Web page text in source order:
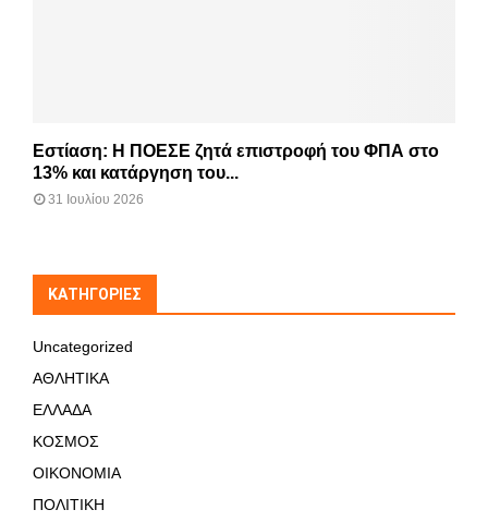
Εστίαση: Η ΠΟΕΣΕ ζητά επιστροφή του ΦΠΑ στο
13% και κατάργηση του...
31 Ιουλίου 2026
KΑΤΗΓΟΡΊΕΣ
Uncategorized
ΑΘΛΗΤΙΚΑ
ΕΛΛΑΔΑ
ΚΟΣΜΟΣ
ΟΙΚΟΝΟΜΙΑ
ΠΟΛΙΤΙΚΗ